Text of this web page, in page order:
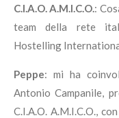
C.I.A.O. A.M.I.C.O.:
team della rete
Hostelling
Peppe: mi ha
Antonio Campanile,
C.I.A.O. A.M.I.C.O.,